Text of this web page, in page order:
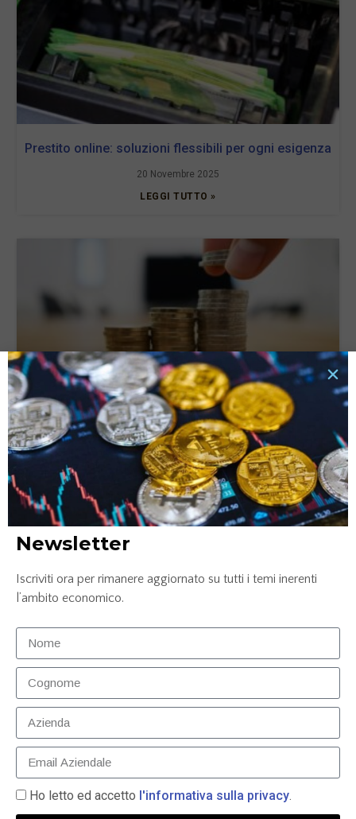
Prestito online: soluzioni flessibili per ogni esigenza
20 Novembre 2025
LEGGI TUTTO »
Tassi di interesse e rata del prestito: quali sono le
connessioni e cosa valutare?
6 Ottobre 2025
LEGGI TUTTO »
Carta prepagata N26: la soluzione smart per gestire
le tue finanze nel 2025
Newsletter
Iscriviti ora per rimanere aggiornato su tutti i temi inerenti
l’ambito economico.
Ho letto ed accetto l'informativa sulla privacy.